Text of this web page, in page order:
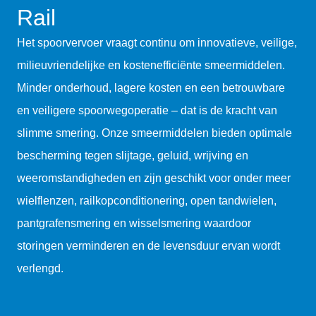
Rail
Het spoorvervoer vraagt continu om innovatieve, veilige,
milieuvriendelijke en kostenefficiënte smeermiddelen.
Minder onderhoud, lagere kosten en een betrouwbare
en veiligere spoorwegoperatie – dat is de kracht van
slimme smering. Onze smeermiddelen bieden optimale
bescherming tegen slijtage, geluid, wrijving en
weeromstandigheden en zijn geschikt voor onder meer
wielflenzen, railkopconditionering, open tandwielen,
pantgrafensmering en wisselsmering waardoor
storingen verminderen en de levensduur ervan wordt
verlengd.